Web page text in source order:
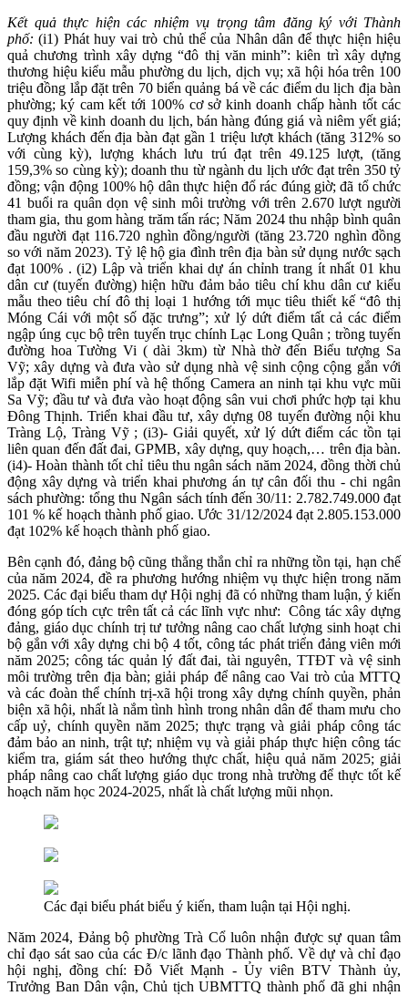
Kết quả thực hiện các nhiệm vụ trọng tâm đăng ký với Thành
phố:(i1) Phát huy vai trò chủ thể của Nhân dân để thực hiện hiệu
quả chương trình xây dựng “đô thị văn minh”: kiên trì xây dựng
thương hiệu kiểu mẫu phường du lịch, dịch vụ; xã hội hóa trên 100
triệu đồng lắp đặt trên 70 biển quảng bá về các điểm du lịch địa bàn
phường; ký cam kết tới 100% cơ sở kinh doanh chấp hành tốt các
quy định về kinh doanh du lịch, bán hàng đúng giá và niêm yết giá;
Lượng khách đến địa bàn đạt gần 1 triệu lượt khách (tăng 312% so
với cùng kỳ), lượng khách lưu trú đạt trên 49.125 lượt, (tăng
159,3% so cùng kỳ); doanh thu từ ngành du lịch ước đạt trên 350 tỷ
đồng; vận động 100% hộ dân thực hiện đổ rác đúng giờ; đã tổ chức
41 buổi ra quân dọn vệ sinh môi trường với trên 2.670 lượt người
tham gia, thu gom hàng trăm tấn rác; Năm 2024 thu nhập bình quân
đầu người đạt 116.720 nghìn đồng/người (tăng 23.720 nghìn đồng
so với năm 2023). Tỷ lệ hộ gia đình trên địa bàn sử dụng nước sạch
đạt 100% . (i2) Lập và triển khai dự án chỉnh trang ít nhất 01 khu
dân cư (tuyến đường) hiện hữu đảm bảo tiêu chí khu dân cư kiểu
mẫu theo tiêu chí đô thị loại 1 hướng tới mục tiêu thiết kế “đô thị
Móng Cái với một số đặc trưng”; xử lý dứt điểm tất cả các điểm
ngập úng cục bộ trên tuyến trục chính Lạc Long Quân ; trồng tuyến
đường hoa Tường Vi ( dài 3km) từ Nhà thờ đến Biểu tượng Sa
Vỹ; xây dựng và đưa vào sử dụng nhà vệ sinh cộng cộng gắn với
lắp đặt Wifi miễn phí và hệ thống Camera an ninh tại khu vực mũi
Sa Vỹ; đầu tư và đưa vào hoạt động sân vui chơi phức hợp tại khu
Đông Thịnh. Triển khai đầu tư, xây dựng 08 tuyến đường nội khu
Tràng Lộ, Tràng Vỹ ; (i3)- Giải quyết, xử lý dứt điểm các tồn tại
liên quan đến đất đai, GPMB, xây dựng, quy hoạch,… trên địa bàn.
(i4)- Hoàn thành tốt chỉ tiêu thu ngân sách năm 2024, đồng thời chủ
động xây dựng và triển khai phương án tự cân đối thu - chi ngân
sách phường: tổng thu Ngân sách tính đến 30/11: 2.782.749.000 đạt
101 % kế hoạch thành phố giao. Ước 31/12/2024 đạt 2.805.153.000
đạt 102% kế hoạch thành phố giao.
Bên cạnh đó, đảng bộ cũng thẳng thắn chỉ ra những tồn tại, hạn chế
của năm 2024, đề ra phương hướng nhiệm vụ thực hiện trong năm
2025. Các đại biểu tham dự Hội nghị đã có những tham luận, ý kiến
đóng góp tích cực trên tất cả các lĩnh vực như: Công tác xây dựng
đảng, giáo dục chính trị tư tưởng nâng cao chất lượng sinh hoạt chi
bộ gắn với xây dựng chi bộ 4 tốt, công tác phát triển đảng viên mới
năm 2025; công tác quản lý đất đai, tài nguyên, TTĐT và vệ sinh
môi trường trên địa bàn; giải pháp để nâng cao Vai trò của MTTQ
và các đoàn thể chính trị-xã hội trong xây dựng chính quyền, phản
biện xã hội, nhất là nắm tình hình trong nhân dân để tham mưu cho
cấp uỷ, chính quyền năm 2025; thực trạng và giải pháp công tác
đảm bảo an ninh, trật tự; nhiệm vụ và giải pháp thực hiện công tác
kiểm tra, giám sát theo hướng thực chất, hiệu quả năm 2025; giải
pháp nâng cao chất lượng giáo dục trong nhà trường để thực tốt kế
hoạch năm học 2024-2025, nhất là chất lượng mũi nhọn.
Các đại biểu phát biểu ý kiến, tham luận tại Hội nghị.
Năm 2024, Đảng bộ phường Trà Cổ luôn nhận được sự quan tâm
chỉ đạo sát sao của các Đ/c lãnh đạo Thành phố. Về dự và chỉ đạo
hội nghị, đồng chí: Đỗ Viết Mạnh - Ủy viên BTV Thành ủy,
Trưởng Ban Dân vận, Chủ tịch UBMTTQ thành phố đã ghi nhận